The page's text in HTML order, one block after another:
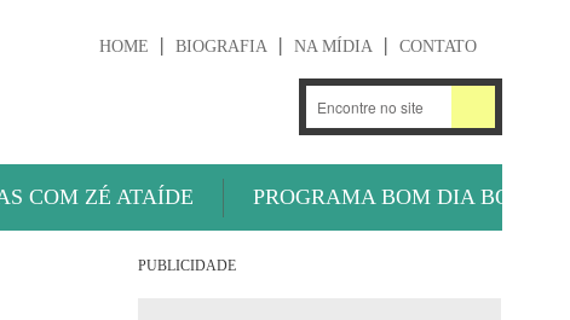
HOME BIOGRAFIA NA MÍDIA CONTATO
COM ZÉ ATAÍDE PROGRAMA BOM DIA BOLA
PUBLICIDADE